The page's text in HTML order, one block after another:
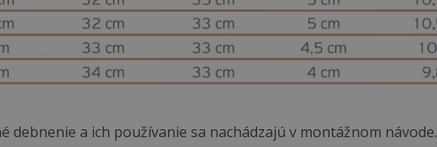
debnenie a ich používanie sa nachádzajú v montážnom návode.